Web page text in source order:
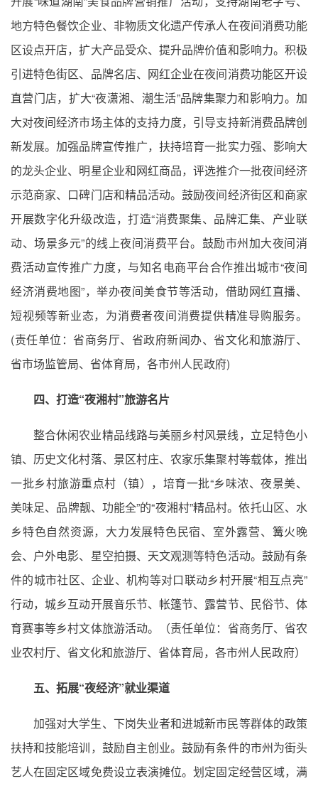
地方特色餐饮企业、非物质文化遗产传承人在夜间消费功能
区设点开店，扩大产品受众、提升品牌价值和影响力。积极
引进特色街区、品牌名店、网红企业在夜间消费功能区开设
直营门店，扩大“夜潇湘、潮生活”品牌集聚力和影响力。加
大对夜间经济市场主体的支持力度，引导支持新消费品牌创
新发展。加强品牌宣传推广，扶持培育一批实力强、影响大
的龙头企业、明星企业和网红商品，评选推介一批夜间经济
示范商家、口碑门店和精品活动。鼓励夜间经济街区和商家
开展数字化升级改造，打造“消费聚集、品牌汇集、产业联
动、场景多元”的线上夜间消费平台。鼓励市州加大夜间消
费活动宣传推广力度，与知名电商平台合作推出城市“夜间
经济消费地图”，举办夜间美食节等活动，借助网红直播、
短视频等新业态，为消费者夜间消费提供精准导购服务。
(责任单位：省商务厅、省政府新闻办、省文化和旅游厅、
省市场监管局、省体育局，各市州人民政府)
四、打造“夜湘村”旅游名片
整合休闲农业精品线路与美丽乡村风景线，立足特色小
镇、历史文化村落、景区村庄、农家乐集聚村等载体，推出
一批乡村旅游重点村（镇），培育一批“乡味浓、夜景美、
美味足、品牌靓、功能全”的“夜湘村”精品村。依托山区、水
乡特色自然资源，大力发展特色民宿、室外露营、篝火晚
会、户外电影、星空拍摄、天文观测等特色活动。鼓励有条
件的城市社区、企业、机构等对口联动乡村开展“相互点亮”
行动，城乡互动开展音乐节、帐篷节、露营节、民俗节、体
育赛事等乡村文体旅游活动。（责任单位：省商务厅、省农
业农村厅、省文化和旅游厅、省体育局，各市州人民政府）
五、拓展“夜经济”就业渠道
加强对大学生、下岗失业者和进城新市民等群体的政策
扶持和技能培训，鼓励自主创业。鼓励有条件的市州为街头
艺人在固定区域免费设立表演摊位。划定固定经营区域，满